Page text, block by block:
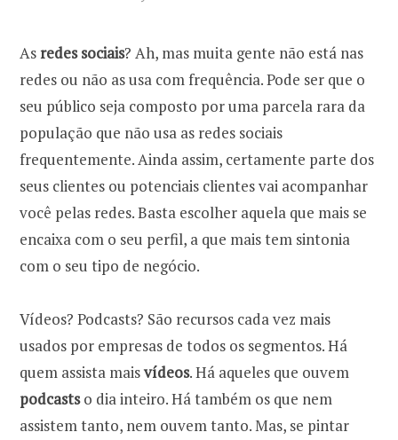
As redes sociais? Ah, mas muita gente não está nas
redes ou não as usa com frequência. Pode ser que o
seu público seja composto por uma parcela rara da
população que não usa as redes sociais
frequentemente. Ainda assim, certamente parte dos
seus clientes ou potenciais clientes vai acompanhar
você pelas redes. Basta escolher aquela que mais se
encaixa com o seu perfil, a que mais tem sintonia
com o seu tipo de negócio.
Vídeos? Podcasts? São recursos cada vez mais
usados por empresas de todos os segmentos. Há
quem assista maisvídeos. Há aqueles que ouvem
podcastso dia inteiro. Há também os que nem
assistem tanto, nem ouvem tanto. Mas, se pintar